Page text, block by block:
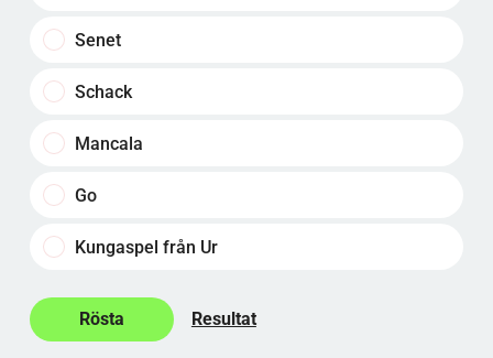
Senet
Schack
Mancala
Go
Kungaspel från Ur
Resultat